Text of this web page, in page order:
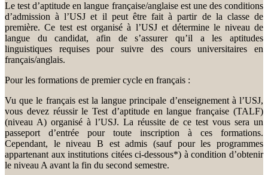
Le test d’aptitude en langue française/anglaise est une des conditions
d’admission à l’USJ et il peut être fait à partir de la classe de
première. Ce test est organisé à l’USJ et détermine le niveau de
langue du candidat, afin de s’assurer qu’il a les aptitudes
linguistiques requises pour suivre des cours universitaires en
français/anglais.
Pour les formations de premier cycle en français :
Vu que le français est la langue principale d’enseignement à l’USJ,
vous devez réussir le Test d’aptitude en langue française (TALF)
(niveau A) organisé à l’USJ. La réussite de ce test vous sera un
passeport d’entrée pour toute inscription à ces formations.
Cependant, le niveau B est admis (sauf pour les programmes
appartenant aux institutions citées ci-dessous*) à condition d’obtenir
le niveau A avant la fin du second semestre.